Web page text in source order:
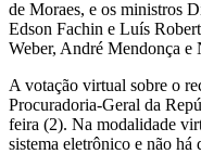
de Moraes, e os ministros
Edson Fachin e Luís
Weber, André Mendonça e
A votação virtual sobre o
Procuradoria-Geral da
feira (2). Na modalidade
sistema eletrônico e não há